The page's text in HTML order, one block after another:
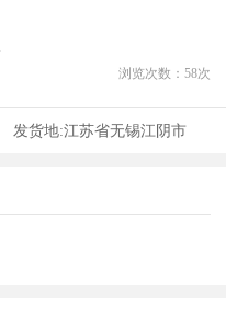
浏览次数： 58次
发货地:江苏省无锡江阴市